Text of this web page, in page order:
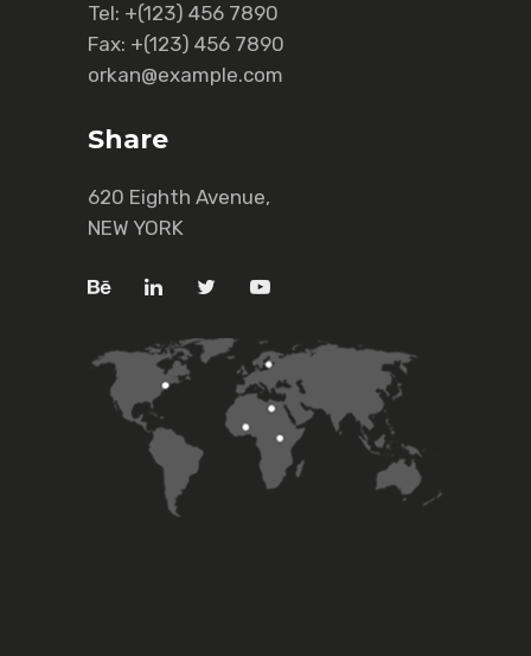
Tel: +(123) 456 7890
Fax: +(123) 456 7890
orkan@example.com
Share
620 Eighth Avenue,
NEW YORK